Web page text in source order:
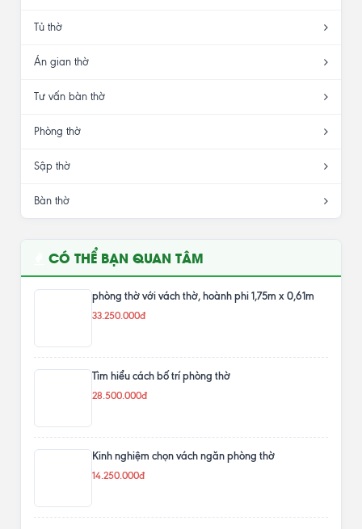
Tủ thờ
Án gian thờ
Tư vấn bàn thờ
Phòng thờ
Sập thờ
Bàn thờ
CÓ THỂ BẠN QUAN TÂM
phòng thờ với vách thờ, hoành phi 1,75m x 0,61m
33.250.000đ
Tìm hiểu cách bố trí phòng thờ
28.500.000đ
Kinh nghiệm chọn vách ngăn phòng thờ
14.250.000đ